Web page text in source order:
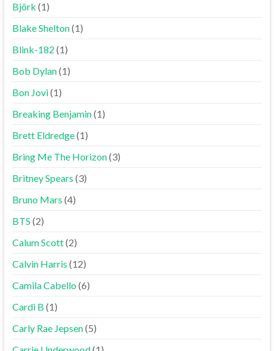
Björk (1)
Blake Shelton(1)
Blink-182 (1)
Bob Dylan(1)
Bon Jovi(1)
Breaking Benjamin(1)
Brett Eldredge(1)
Bring Me The Horizon(3)
Britney Spears (3)
Bruno Mars (4)
BTS (2)
Calum Scott(2)
Calvin Harris (12)
Camila Cabello(6)
Cardi B (1)
Carly Rae Jepsen(5)